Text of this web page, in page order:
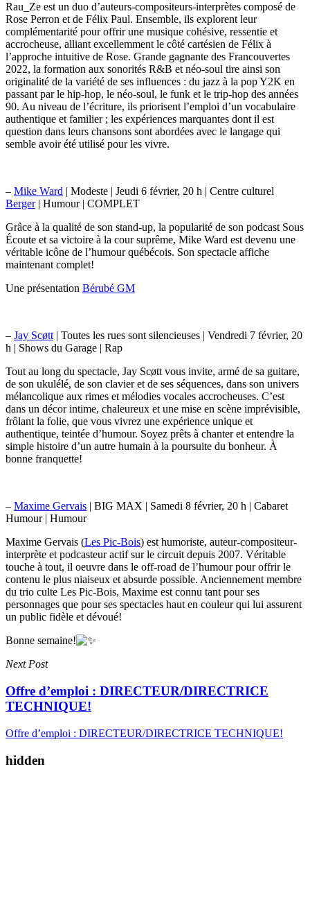
Rau_Ze est un duo d’auteurs-compositeurs-interprètes composé de
Rose Perron et de Félix Paul. Ensemble, ils explorent leur
complémentarité pour offrir une musique cohésive, ressentie et
accrocheuse, alliant excellemment le côté cartésien de Félix à
l’approche intuitive de Rose. Grande gagnante des Francouvertes
2022, la formation aux sonorités R&B et néo-soul tire ainsi son
originalité de la variété de ses influences : du jazz à la pop Y2K en
passant par le hip-hop, le néo-soul, le funk et le trip-hop des années
90. Au niveau de l’écriture, ils priorisent l’emploi d’un vocabulaire
authentique et familier ; les expériences marquantes dont il est
question dans leurs chansons sont abordées avec le langage qui
semble avoir été utilisé pour les vivre.
– Mike Ward | Modeste | Jeudi 6 février, 20 h | Centre culturel
Berger| Humour | COMPLET
Grâce à la qualité de son stand-up, la popularité de son podcast Sous
Écoute et sa victoire à la cour suprême, Mike Ward est devenu une
véritable icône de l’humour québécois. Son spectacle affiche
maintenant complet!
Une présentation Bérubé GM
– Jay Scøtt| Toutes les rues sont silencieuses | Vendredi 7 février, 20
h | Shows du Garage | Rap
Tout au long du spectacle, Jay Scøtt vous invite, armé de sa guitare,
de son ukulélé, de son clavier et de ses séquences, dans son univers
mélancolique aux rimes et mélodies vocales accrocheuses. C’est
dans un décor intime, chaleureux et une mise en scène imprévisible,
frôlant la folie, que vous vivrez une expérience unique et
authentique, teintée d’humour. Soyez prêts à chanter et entendre la
simple histoire d’un autre humain à la poursuite du bonheur. À
bonne franquette!
– Maxime Gervais | BIG MAX | Samedi 8 février, 20 h | Cabaret
Humour | Humour
Maxime Gervais (Les Pic-Bois) est humoriste, auteur-compositeur-
interprète et podcasteur actif sur le circuit depuis 2007. Véritable
touche à tout, il oeuvre dans le off-road de l’humour pour offrir le
contenu le plus niaiseux et absurde possible. Anciennement membre
du trio culte Les Pic-Bois, Maxime est connu tant pour ses
personnages que pour ses spectacles haut en couleur qui lui assurent
un public fidèle et dévoué!
Bonne semaine!
Next Post
Offre d’emploi : DIRECTEUR/DIRECTRICE
TECHNIQUE!
Offre d’emploi : DIRECTEUR/DIRECTRICE TECHNIQUE!
hidden